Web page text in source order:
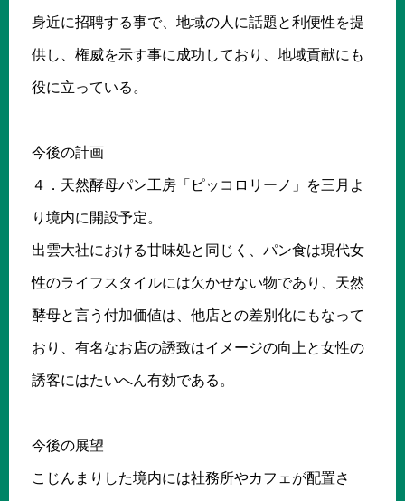
身近に招聘する事で、地域の人に話題と利便性を提
供し、権威を示す事に成功しており、地域貢献にも
役に立っている。
今後の計画
４．天然酵母パン工房「ピッコロリーノ」を三月よ
り境内に開設予定。
出雲大社における甘味処と同じく、パン食は現代女
性のライフスタイルには欠かせない物であり、天然
酵母と言う付加価値は、他店との差別化にもなって
おり、有名なお店の誘致はイメージの向上と女性の
誘客にはたいへん有効である。
今後の展望
こじんまりした境内には社務所やカフェが配置さ